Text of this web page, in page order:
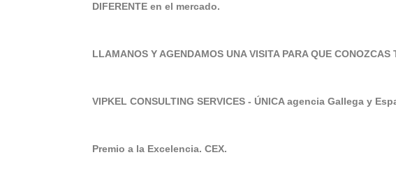
DIFERENTE en el mercado.
LLAMANOS Y AGENDAMOS UNA VISITA PARA QUE CONOZCAS
VIPKEL CONSULTING SERVICES - ÚNICA agencia Gallega y
Premio a la Excelencia. CEX.